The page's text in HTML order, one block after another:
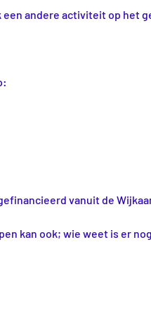
een andere activiteit op het
vanuit de
kan ook; wie weet is er